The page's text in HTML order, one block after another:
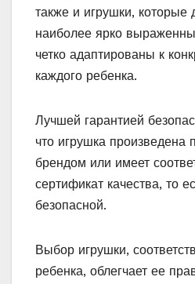
также и игрушки, которые
наиболее ярко
четко адаптированы к
каждого ребенка.
Лучшей гарантией
что игрушка произведена
брендом или имеет
сертификат качества, то
безопасной.
Выбор игрушки,
ребенка, облегчает ее